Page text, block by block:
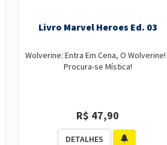
Livro Marvel Heroes Ed. 03
Wolverine: Entra Em Cena, O
Procura-se Mística!
R$ 47,90
DETALHES